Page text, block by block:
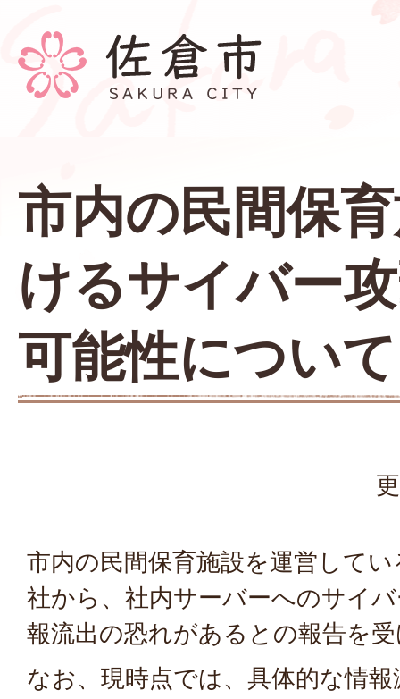
市内の民間保
けるサイバー
可能性について
市内の民間保育施設を運営して
社から、社内サーバーへのサイ
報流出の恐れがあるとの報告を
なお、現時点では、具体的な情